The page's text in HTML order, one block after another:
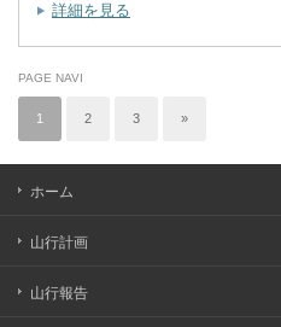
詳細を見る
PAGE NAVI
1 2 3 »
ホーム
山行計画
山行報告